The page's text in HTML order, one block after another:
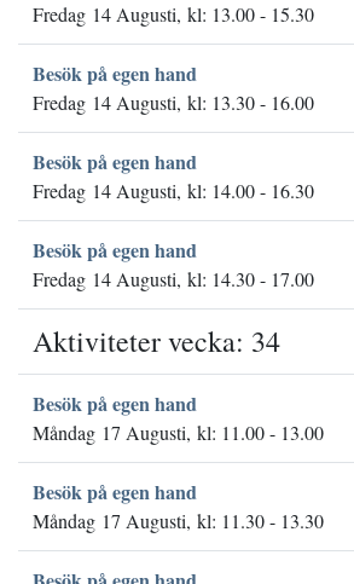
Fredag 14 Augusti, kl: 13.00 - 15.30
Besök på egen hand
Fredag 14 Augusti, kl: 13.30 - 16.00
Besök på egen hand
Fredag 14 Augusti, kl: 14.00 - 16.30
Besök på egen hand
Fredag 14 Augusti, kl: 14.30 - 17.00
Aktiviteter vecka: 34
Besök på egen hand
Måndag 17 Augusti, kl: 11.00 - 13.00
Besök på egen hand
Måndag 17 Augusti, kl: 11.30 - 13.30